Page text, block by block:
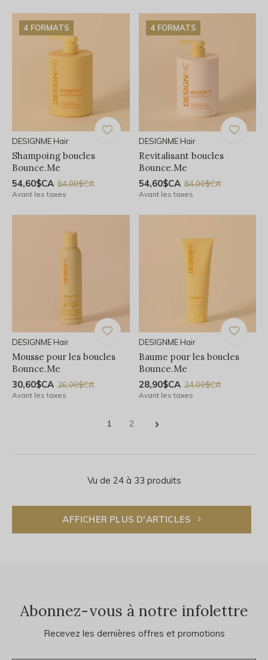
4 FORMATS
DESIGNME Hair
Shampoing boucles
Bounce.Me
54,60$CA 84,00$CA
Avant les taxes
4 FORMATS
DESIGNME Hair
Revitalisant boucles
Bounce.Me
54,60$CA 84,00$CA
Avant les taxes
DESIGNME Hair
Mousse pour les boucles
Bounce.Me
30,60$CA 36,00$CA
Avant les taxes
DESIGNME Hair
Baume pour les boucles
Bounce.Me
28,90$CA 34,00$CA
Avant les taxes
1 2
Vu de 24 à 33 produits
AFFICHER PLUS D'ARTICLES
Abonnez-vous à notre infolettre
Recevez les dernières offres et promotions